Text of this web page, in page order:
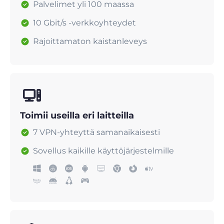
Palvelimet yli 100 maassa
10 Gbit/s -verkkoyhteydet
Rajoittamaton kaistanleveys
Toimii useilla eri laitteilla
7 VPN-yhteyttä samanaikaisesti
Sovellus kaikille käyttöjärjestelmille